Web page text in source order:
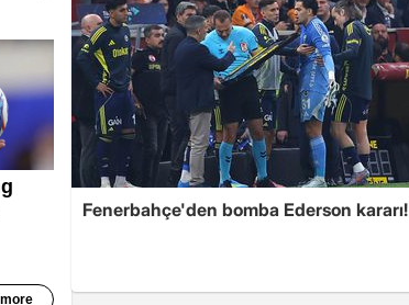
Fenerbahçe'den bomba Ederson kararı!